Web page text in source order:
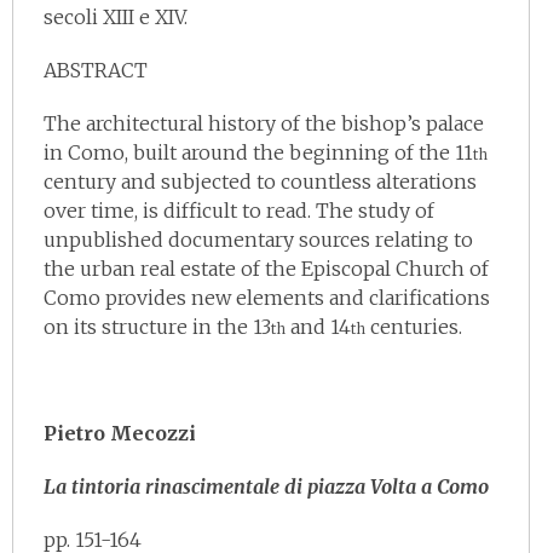
secoli XIII e XIV.
ABSTRACT
The architectural history of the bishop’s palace
in Como, built around the beginning of the 11th
century and subjected to countless alterations
over time, is difficult to read. The study of
unpublished documentary sources relating to
the urban real estate of the Episcopal Church of
Como provides new elements and clarifications
on its structure in the 13th and 14th centuries.
Pietro Mecozzi
La tintoria rinascimentale di piazza Volta a Como
pp. 151-164